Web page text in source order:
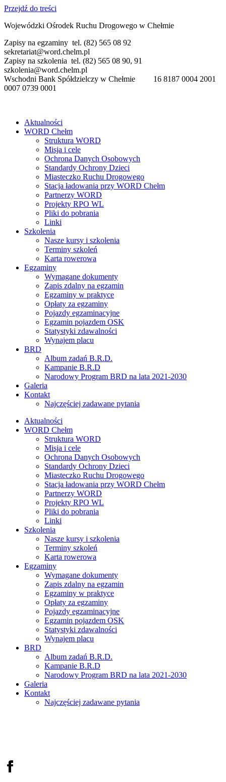
Przejdź do treści
Wojewódzki Ośrodek Ruchu Drogowego w Chełmie
Zapisy na egzaminy tel. (82) 565 08 92
sekretariat@word.chelm.pl
Zapisy na szkolenia tel. (82) 565 08 90, 91
szkolenia@word.chelm.pl
Wschodni Bank Spółdzielczy w Chełmie 16 8187 0004 2001
0007 0739 0001
Aktualności
WORD Chełm
Struktura WORD
Misja i cele
Ochrona Danych Osobowych
Standardy Ochrony Dzieci
Miasteczko Ruchu Drogowego
Stacja ładowania przy WORD Chełm
Partnerzy WORD
Projekty RPO WL
Pliki do pobrania
Linki
Szkolenia
Nasze kursy i szkolenia
Terminy szkoleń
Karta rowerowa
Egzaminy
Wymagane dokumenty
Zapis zdalny na egzamin
Egzaminy w praktyce
Opłaty za egzaminy
Pojazdy egzaminacyjne
Egzamin pojazdem OSK
Statystyki zdawalności
Wynajem placu
BRD
Album zadań B.R.D.
Kampanie B.R.D
Narodowy Program BRD na lata 2021-2030
Galeria
Kontakt
Najczęściej zadawane pytania
Aktualności
WORD Chełm
Struktura WORD
Misja i cele
Ochrona Danych Osobowych
Standardy Ochrony Dzieci
Miasteczko Ruchu Drogowego
Stacja ładowania przy WORD Chełm
Partnerzy WORD
Projekty RPO WL
Pliki do pobrania
Linki
Szkolenia
Nasze kursy i szkolenia
Terminy szkoleń
Karta rowerowa
Egzaminy
Wymagane dokumenty
Zapis zdalny na egzamin
Egzaminy w praktyce
Opłaty za egzaminy
Pojazdy egzaminacyjne
Egzamin pojazdem OSK
Statystyki zdawalności
Wynajem placu
BRD
Album zadań B.R.D.
Kampanie B.R.D
Narodowy Program BRD na lata 2021-2030
Galeria
Kontakt
Najczęściej zadawane pytania